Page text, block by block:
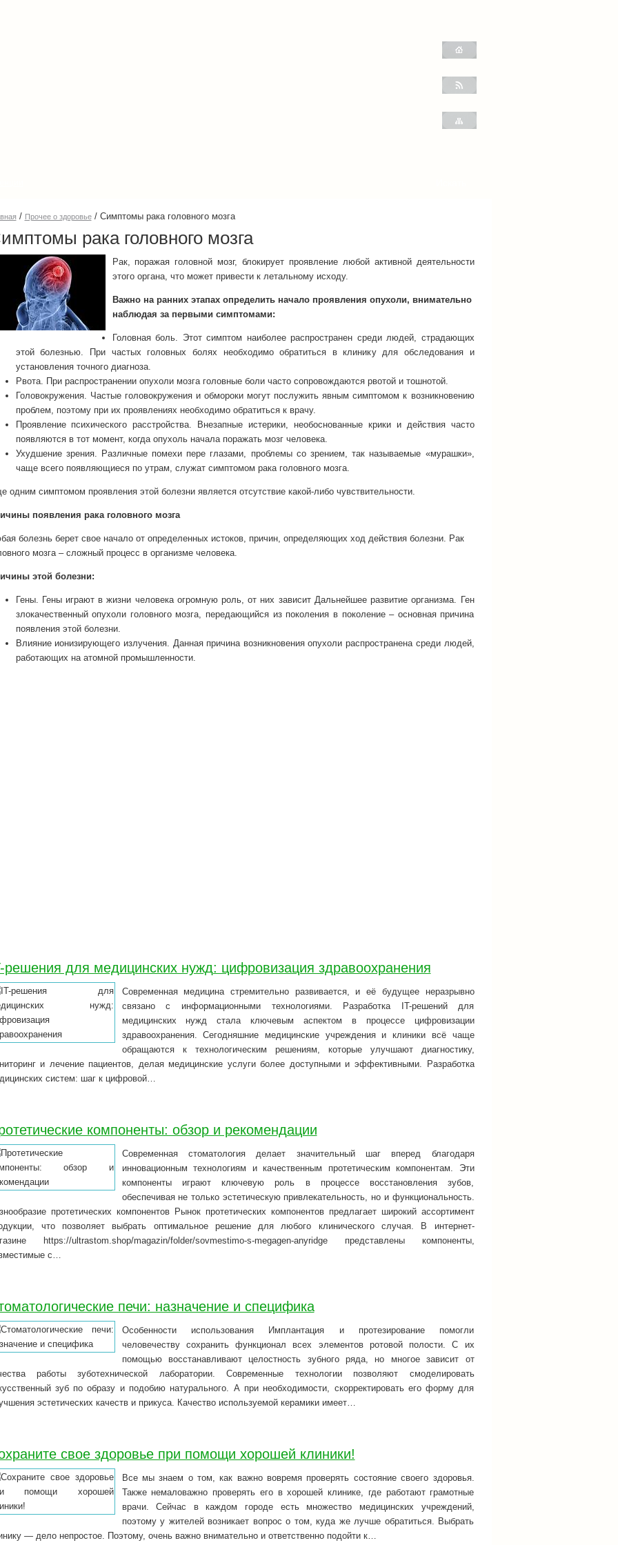
/ Прочее о здоровье/ Симптомы рака головного мозга
рака головного мозга
Рак, поражая головной мозг, блокирует проявление любой активной деятельности
этого органа, что может привести к летальному исходу.
Важно на ранних этапах определить начало проявления опухоли, внимательно
наблюдая за первыми симптомами:
Головная боль. Этот симптом наиболее распространен среди людей, страдающих
этой болезнью. При частых головных болях необходимо обратиться в клинику для обследования и
установления точного диагноза.
Рвота. При распространении опухоли мозга головные боли часто сопровождаются рвотой и тошнотой.
Головокружения. Частые головокружения и обмороки могут послужить явным симптомом к возникновению
проблем, поэтому при их проявлениях необходимо обратиться к врачу.
Проявление психического расстройства. Внезапные истерики, необоснованные крики и действия часто
появляются в тот момент, когда опухоль начала поражать мозг человека.
Ухудшение зрения. Различные помехи пере глазами, проблемы со зрением, так называемые «мурашки»,
чаще всего появляющиеся по утрам, служат симптомом рака головного мозга.
одним симптомом проявления этой болезни является отсутствие какой-либо чувствительности.
появления рака головного мозга
болезнь берет свое начало от определенных истоков, причин, определяющих ход действия болезни. Рак
мозга – сложный процесс в организме человека.
этой болезни:
Гены. Гены играют в жизни человека огромную роль, от них зависит Дальнейшее развитие организма. Ген
злокачественный опухоли головного мозга, передающийся из поколения в поколение – основная причина
появления этой болезни.
Влияние ионизирующего излучения. Данная причина возникновения опухоли распространена среди людей,
работающих на атомной промышленности.
решения для медицинских нужд: цифровизация здравоохранения
Современная медицина стремительно развивается, и её будущее неразрывно
связано с информационными технологиями. Разработка IT-решений для
медицинских нужд стала ключевым аспектом в процессе цифровизации
здравоохранения. Сегодняшние медицинские учреждения и клиники всё чаще
обращаются к технологическим решениям, которые улучшают диагностику,
и лечение пациентов, делая медицинские услуги более доступными и эффективными. Разработка
систем: шаг к цифровой…
компоненты: обзор и рекомендации
Современная стоматология делает значительный шаг вперед благодаря
инновационным технологиям и качественным протетическим компонентам. Эти
компоненты играют ключевую роль в процессе восстановления зубов,
обеспечивая не только эстетическую привлекательность, но и функциональность.
протетических компонентов Рынок протетических компонентов предлагает широкий ассортимент
что позволяет выбрать оптимальное решение для любого клинического случая. В интернет-
https://ultrastom.shop/magazin/folder/sovmestimo-s-megagen-anyridge представлены компоненты,
с…
печи: назначение и специфика
Особенности использования Имплантация и протезирование помогли
человечеству сохранить функционал всех элементов ротовой полости. С их
помощью восстанавливают целостность зубного ряда, но многое зависит от
работы зуботехнической лаборатории. Современные технологии позволяют смоделировать
зуб по образу и подобию натурального. А при необходимости, скорректировать его форму для
эстетических качеств и прикуса. Качество используемой керамики имеет…
свое здоровье при помощи хорошей клиники!
Все мы знаем о том, как важно вовремя проверять состояние своего здоровья.
Также немаловажно проверять его в хорошей клинике, где работают грамотные
врачи. Сейчас в каждом городе есть множество медицинских учреждений,
поэтому у жителей возникает вопрос о том, куда же лучше обратиться. Выбрать
— дело непростое. Поэтому, очень важно внимательно и ответственно подойти к…